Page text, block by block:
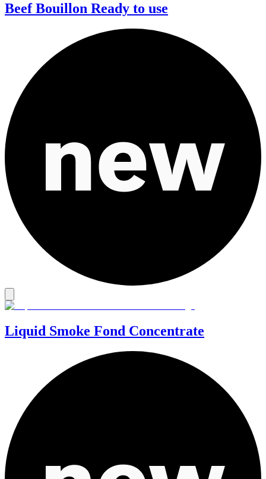
Beef Bouillon Ready to use
Liquid Smoke Fond Concentrate